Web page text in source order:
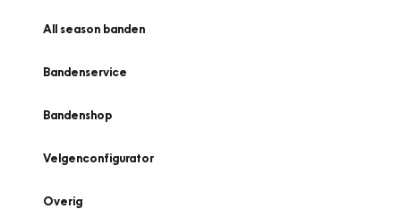
All season banden
Bandenservice
Bandenshop
Velgenconfigurator
Overig